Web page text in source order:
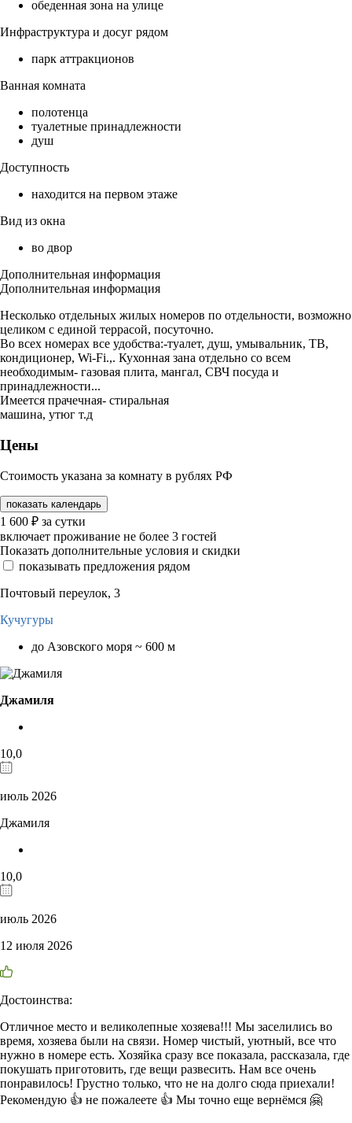
обеденная зона на улице
Инфраструктура и досуг рядом
парк аттракционов
Ванная комната
полотенца
туалетные принадлежности
душ
Доступность
находится на первом этаже
Вид из окна
во двор
Дополнительная информация
Дополнительная информация
Несколько отдельных жилых номеров по отдельности, возможно
целиком с единой террасой, посуточно.
Во всех номерах все удобства:-туалет, душ, умывальник, ТВ,
кондиционер, Wi-Fi.,. Кухонная зана отдельно со всем
необходимым- газовая плита, мангал, СВЧ посуда и
принадлежности...
Имеется прачечная- стиральная
машина, утюг т.д
Цены
Стоимость указана за комнату в рублях РФ
показать календарь
1 600 ₽ за сутки
включает проживание не более 3 гостей
Показать дополнительные условия и скидки
показывать предложения рядом
Почтовый переулок, 3
Кучугуры
до Азовского моря ~ 600 м
Джамиля
10,0
июль 2026
Джамиля
10,0
июль 2026
12 июля 2026
Достоинства:
Отличное место и великолепные хозяева!!! Мы заселились во
время, хозяева были на связи. Номер чистый, уютный, все что
нужно в номере есть. Хозяйка сразу все показала, рассказала, где
покушать приготовить, где вещи развесить. Нам все очень
понравилось! Грустно только, что не на долго сюда приехали!
Рекомендую 👍 не пожалеете 👍 Мы точно еще вернёмся 🤗